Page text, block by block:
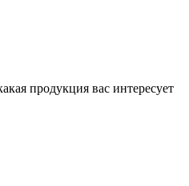
продукция вас интересует